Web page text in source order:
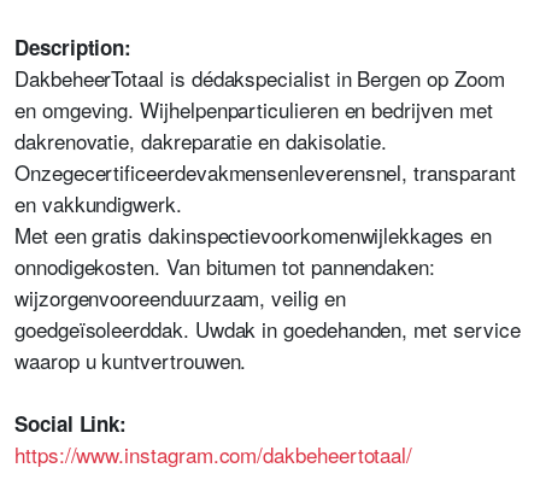
Description:
DakbeheerTotaal is dédakspecialist in Bergen op Zoom
en omgeving. Wijhelpenparticulieren en bedrijven met
dakrenovatie, dakreparatie en dakisolatie.
Onzegecertificeerdevakmensenleverensnel, transparant
en vakkundigwerk.
Met een gratis dakinspectievoorkomenwijlekkages en
onnodigekosten. Van bitumen tot pannendaken:
wijzorgenvooreenduurzaam, veilig en
goedgeïsoleerddak. Uwdak in goedehanden, met service
waarop u kuntvertrouwen.
Social Link:
https://www.instagram.com/dakbeheertotaal/